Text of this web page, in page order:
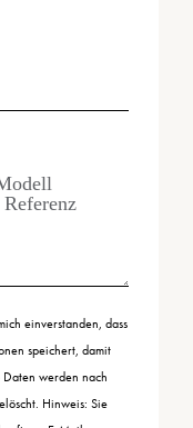
einverstanden, dass
speichert, damit
werden nach
Hinweis: Sie